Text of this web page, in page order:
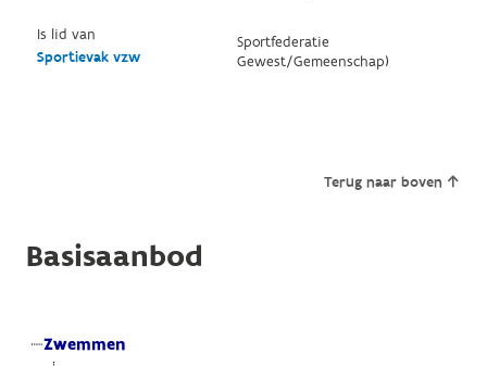
Is lid van
Sportievak vzw
Sportfederatie
Gewest/Gemeenschap)
Terug naar boven
Basisaanbod
Zwemmen